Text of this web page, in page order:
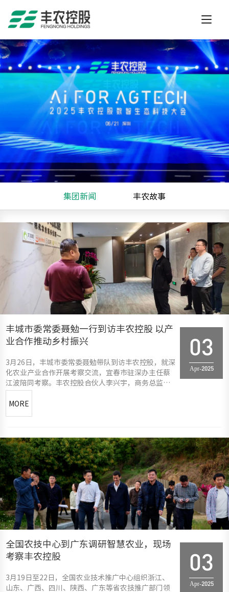
集团新闻 丰农故事
丰城市委常委聂勉一行到访丰农控股 以产
业合作推动乡村振兴
3月26日，丰城市委常委聂勉带队到访丰农控股，就深
化农业产业合作开展考察交流，宜春市驻深办主任蔡
江波陪同考察。丰农控股合伙人李兴宇，商务总监张
迟，天天学农商务负责人潘蕾热情接待了考察团一
行。聚焦农业现代化，共绘合作蓝图座谈会上，聂勉
MORE
03
Apr-2025
全国农技中心到广东调研智慧农业，现场
考察丰农控股
3月19日至22日，全国农业技术推广中心组织浙江、
山东、广西、四川、陕西、广东等省农技推广部门领
03
Apr-2025